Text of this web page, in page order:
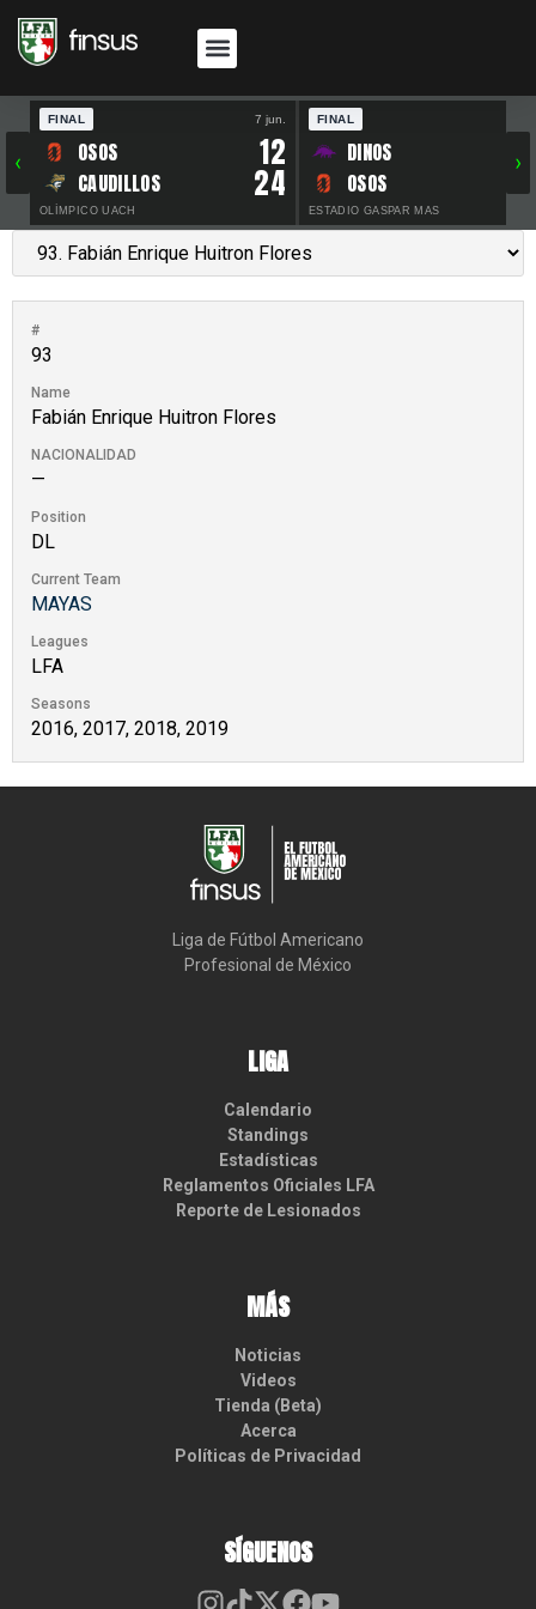
‹
FINAL 7 jun.
OSOS 12
CAUDILLOS 24
OLÍMPICO UACH
FINAL
DINOS
OSOS
ESTADIO GASPAR MAS
›
#
93
Name
Fabián Enrique Huitron Flores
NACIONALIDAD
—
Position
DL
Current Team
MAYAS
Leagues
LFA
Seasons
2016, 2017, 2018, 2019
Liga de Fútbol Americano
Profesional de México
LIGA
Calendario
Standings
Estadísticas
Reglamentos Oficiales LFA
Reporte de Lesionados
MÁS
Noticias
Videos
Tienda (Beta)
Acerca
Políticas de Privacidad
SÍGUENOS